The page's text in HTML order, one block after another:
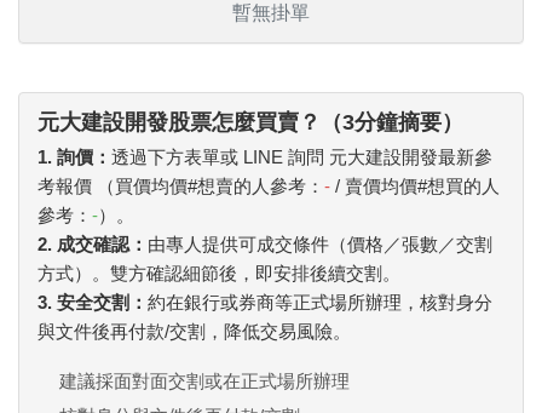
暫無掛單
元大建設開發股票怎麼買賣？（3分鐘摘要）
1. 詢價： 透過下方表單或 LINE 詢問 元大建設開發最新參
考報價 （買價均價#想賣的人參考： - / 賣價均價#想買的人
參考： -）。
2. 成交確認： 由專人提供可成交條件（價格／張數／交割
方式）。雙方確認細節後，即安排後續交割。
3. 安全交割： 約在銀行或券商等正式場所辦理，核對身分
與文件後再付款/交割，降低交易風險。
建議採面對面交割或在正式場所辦理